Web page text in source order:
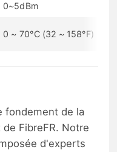
0~5dBm
0 ~ 70°C (32 ~ 158°F)
fondement de la
FibreFR. Notre
d'experts